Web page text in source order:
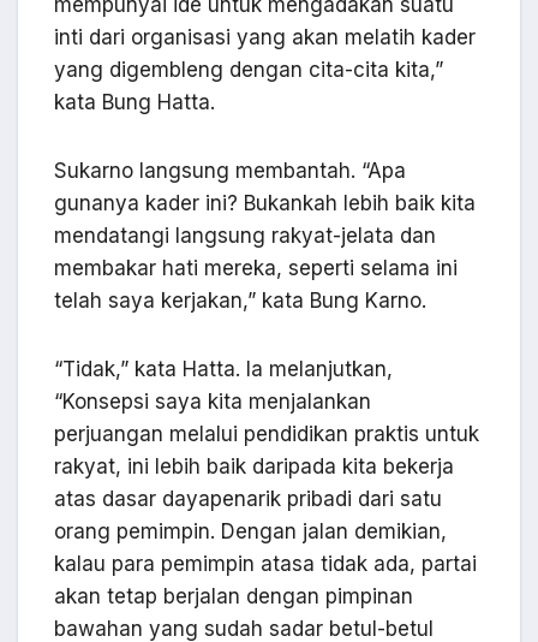
inti dari organisasi yang akan melatih kader
yang digembleng dengan cita-cita kita,”
kata Bung Hatta.
Sukarno langsung membantah. “Apa
gunanya kader ini? Bukankah lebih baik kita
mendatangi langsung rakyat-jelata dan
membakar hati mereka, seperti selama ini
telah saya kerjakan,” kata Bung Karno.
“Tidak,” kata Hatta. Ia melanjutkan,
“Konsepsi saya kita menjalankan
perjuangan melalui pendidikan praktis untuk
rakyat, ini lebih baik daripada kita bekerja
atas dasar dayapenarik pribadi dari satu
orang pemimpin. Dengan jalan demikian,
kalau para pemimpin atasa tidak ada, partai
akan tetap berjalan dengan pimpinan
bawahan yang sudah sadar betul-betul